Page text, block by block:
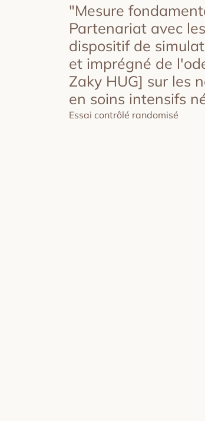
"Mesure
Partenariat avec
dispositif de
et imprégné de
Zaky HUG] sur les
en soins intensifs
Essai contrôlé randomisé